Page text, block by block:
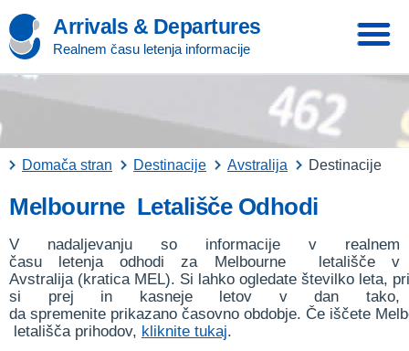
Arrivals & Departures
Realnem času letenja informacije
Domača stran Destinacije Avstralija Destinacije
Melbourne Letališče Odhodi
V nadaljevanju so informacije v realnem
času letenja odhodi za Melbourne letališče v
Avstralija (kratica MEL). Si lahko ogledate številko leta,
si prej in kasneje letov v dan tako,
da spremenite prikazano časovno obdobje. Če iščete
letališča prihodov, kliknite tukaj.